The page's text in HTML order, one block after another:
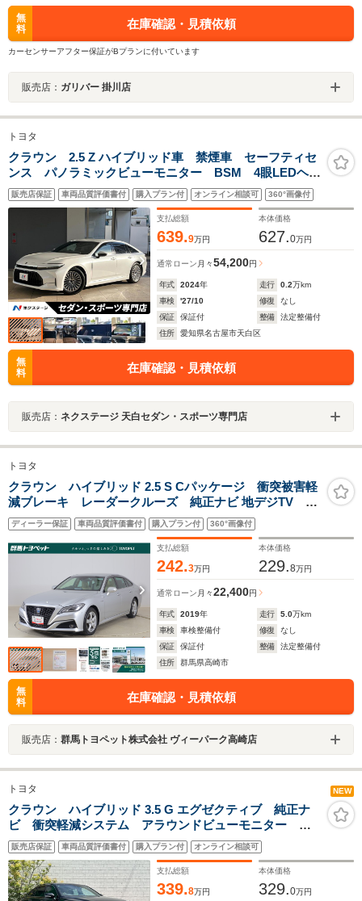
無
料
在庫確認・見積依頼
カーセンサーアフター保証がBプランに付いています
販売店： ガリバー 掛川店
トヨタ
クラウン 2.5 Z ハイブリッド車 禁煙車 セーフティセ
ンス パノラミックビューモニター BSM 4眼LEDヘッ
ドライト 純正19インチAW 革巻ステアリング パドル
シフト 専用ナッパ革シート ベンチレーション プレ
ミアムサウンド
販売店保証 車両品質評価書付 購入プラン付 オンライン相談可 360°画像付
支払総額
639.9万円
本体価格
627.0万円
通常ローン 月々54,200円
年式 2024年 走行 0.2万km
車検
'27/10 修復
なし
保証
保証付 整備
法定整備付
住所
愛知県名古屋市天白区
無
料
在庫確認・見積依頼
販売店： ネクステージ 天白セダン・スポーツ専門店
トヨタ
クラウン ハイブリッド 2.5 S Cパッケージ 衝突被害軽
減ブレーキ レーダークルーズ 純正ナビ 地デジTV 全
周囲カメラ BSM オートハイビーム 車線逸脱警報
クリアランスソナー ETC2.0 ドラレコ シートヒータ
ー AC100V電源 LEDヘッドライト
ディーラー保証 車両品質評価書付 購入プラン付 360°画像付
支払総額
242.3万円
本体価格
229.8万円
通常ローン 月々22,400円
年式 2019年 走行 5.0万km
車検
車検整備付 修復
なし
保証
保証付 整備
法定整備付
住所
群馬県高崎市
無
料
在庫確認・見積依頼
販売店： 群馬トヨペット株式会社 ヴィーパーク高崎店
トヨタ NEW
クラウン ハイブリッド 3.5 G エグゼクティブ 純正ナ
ビ 衝突軽減システム アラウンドビューモニター ク
ルーズコントロール コーナーセンサー LEDヘッドラ
イト オートマチックハイビーム デジタルインナーミ
ラー ETC 純正アルミホイール
販売店保証 車両品質評価書付 購入プラン付 オンライン相談可
支払総額
339.8万円
本体価格
329.0万円